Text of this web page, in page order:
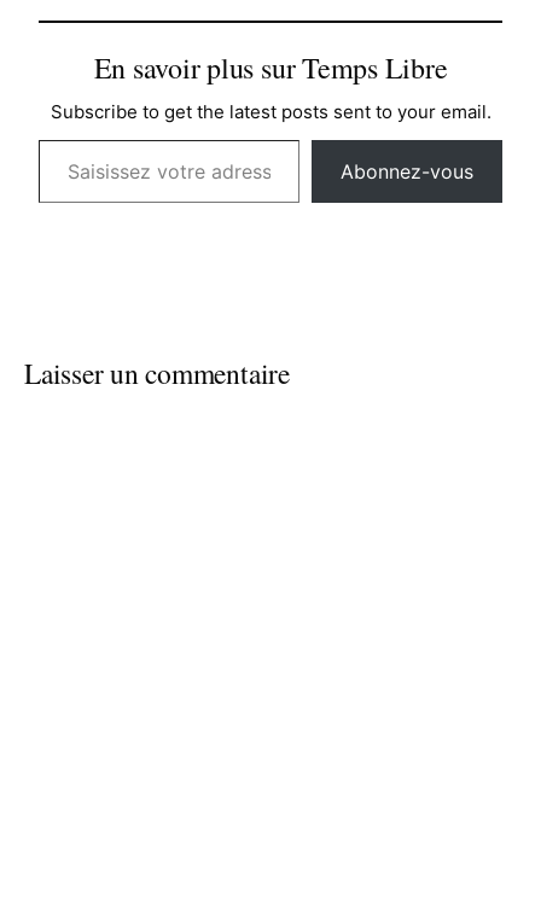
En savoir plus sur Temps Libre
Subscribe to get the latest posts sent to your email.
Saisissez votre adresse e-mail…
Abonnez-vous
Laisser un commentaire